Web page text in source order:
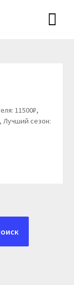
11500₽,
Лучший сезон: